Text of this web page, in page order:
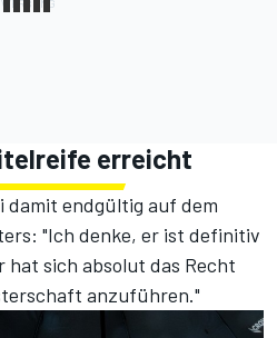
erreicht
damit endgültig auf dem
"Ich denke, er ist definitiv
hat sich absolut das Recht
anzuführen."